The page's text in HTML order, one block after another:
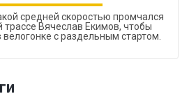
средней скоростью промчался
трассе Вячеслав Екимов, чтобы
велогонке с раздельным стартом.